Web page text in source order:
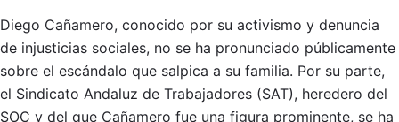
Diego Cañamero, conocido por su activismo y denuncia
de injusticias sociales, no se ha pronunciado públicamente
sobre el escándalo que salpica a su familia. Por su parte,
el Sindicato Andaluz de Trabajadores (SAT), heredero del
SOC y del que Cañamero fue una figura prominente, se ha